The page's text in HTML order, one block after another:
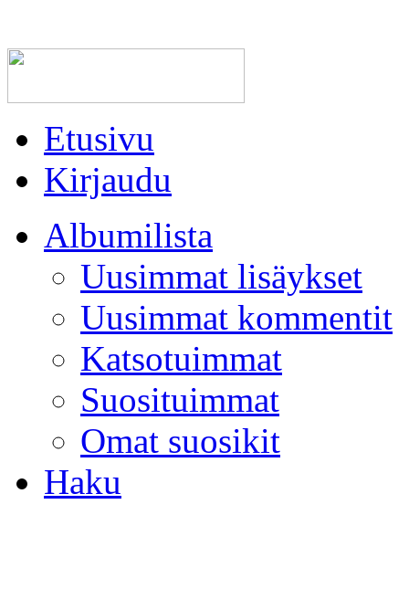
Etusivu
Kirjaudu
Albumilista
Uusimmat lisäykset
Uusimmat kommentit
Katsotuimmat
Suosituimmat
Omat suosikit
Haku